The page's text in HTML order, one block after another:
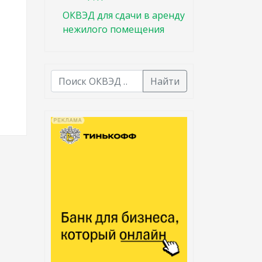
ОКВЭД для сдачи в аренду
нежилого помещения
Найти
В списке найденных результатов